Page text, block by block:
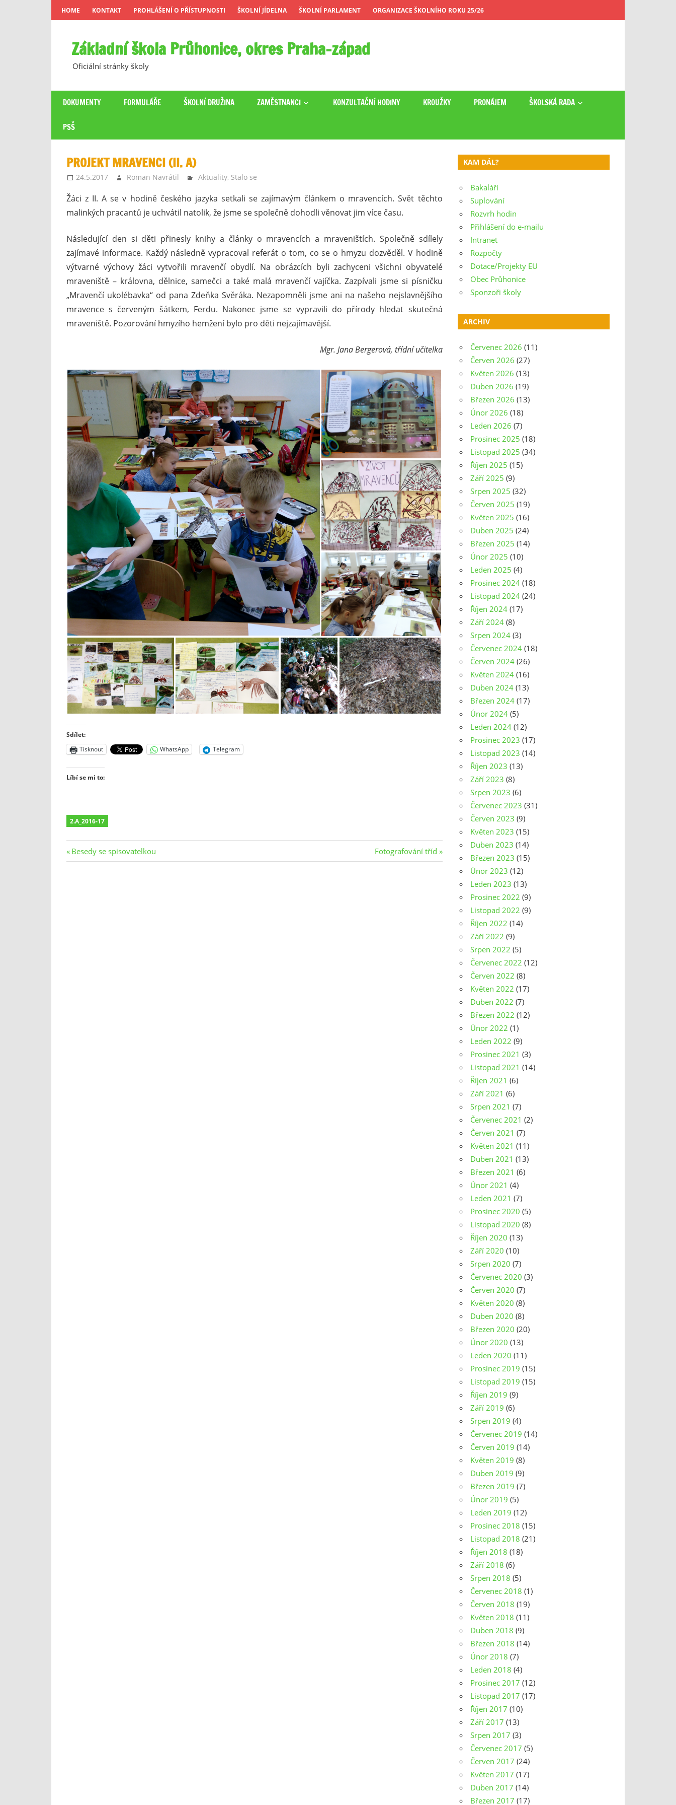
Skip
to
HOME KONTAKT PROHLÁŠENÍ O PŘÍSTUPNOSTI ŠKOLNÍ JÍDELNA ŠKOLNÍ PARLAMENT ORGANIZACE ŠKOLNÍHO ROKU 25/26
Základní škola Průhonice, okres Praha-západ
Oficiální stránky školy
DOKUMENTY FORMULÁŘE ŠKOLNÍ DRUŽINA ZAMĚSTNANCI KONZULTAČNÍ HODINY KROUŽKY PRONÁJEM ŠKOLSKÁ RADA
PSŠ
PROJEKT MRAVENCI (II. A)
24.5.2017 Roman Navrátil Aktuality, Stalo se
Žáci z II. A se v hodině českého jazyka setkali se zajímavým článkem o mravencích. Svět těchto
malinkých pracantů je uchvátil natolik, že jsme se společně dohodli věnovat jim více času.
Následující den si děti přinesly knihy a články o mravencích a mraveništích. Společně sdílely
zajímavé informace. Každý následně vypracoval referát o tom, co se o hmyzu dozvěděl. V hodině
výtvarné výchovy žáci vytvořili mravenčí obydlí. Na obrázcích byli zachyceni všichni obyvatelé
mraveniště – královna, dělnice, samečci a také malá mravenčí vajíčka. Zazpívali jsme si písničku
„Mravenčí ukolébavka“ od pana Zdeňka Svěráka. Nezapomněli jsme ani na našeho nejslavnějšího
mravence s červeným šátkem, Ferdu. Nakonec jsme se vypravili do přírody hledat skutečná
mraveniště. Pozorování hmyzího hemžení bylo pro děti nejzajímavější.
Mgr. Jana Bergerová, třídní učitelka
Sdílet:
Tisknout
WhatsApp Telegram
Líbí se mi to:
2.A_2016-17
Navigace
Previous
Post:
Besedy se spisovatelkou
Next
Post:
Fotografování tříd
KAM DÁL?
Bakaláři
Suplování
Rozvrh hodin
Přihlášení do e-mailu
Intranet
Rozpočty
Dotace/Projekty EU
Obec Průhonice
Sponzoři školy
ARCHIV
Červenec 2026 (11)
Červen 2026 (27)
Květen 2026 (13)
Duben 2026 (19)
Březen 2026 (13)
Únor 2026 (18)
Leden 2026 (7)
Prosinec 2025 (18)
Listopad 2025 (34)
Říjen 2025 (15)
Září 2025 (9)
Srpen 2025 (32)
Červen 2025 (19)
Květen 2025 (16)
Duben 2025 (24)
Březen 2025 (14)
Únor 2025 (10)
Leden 2025 (4)
Prosinec 2024 (18)
Listopad 2024 (24)
Říjen 2024 (17)
Září 2024 (8)
Srpen 2024 (3)
Červenec 2024 (18)
Červen 2024 (26)
Květen 2024 (16)
Duben 2024 (13)
Březen 2024 (17)
Únor 2024 (5)
Leden 2024 (12)
Prosinec 2023 (17)
Listopad 2023 (14)
Říjen 2023 (13)
Září 2023 (8)
Srpen 2023 (6)
Červenec 2023 (31)
Červen 2023 (9)
Květen 2023 (15)
Duben 2023 (14)
Březen 2023 (15)
Únor 2023 (12)
Leden 2023 (13)
Prosinec 2022 (9)
Listopad 2022 (9)
Říjen 2022 (14)
Září 2022 (9)
Srpen 2022 (5)
Červenec 2022 (12)
Červen 2022 (8)
Květen 2022 (17)
Duben 2022 (7)
Březen 2022 (12)
Únor 2022 (1)
Leden 2022 (9)
Prosinec 2021 (3)
Listopad 2021 (14)
Říjen 2021 (6)
Září 2021 (6)
Srpen 2021 (7)
Červenec 2021 (2)
Červen 2021 (7)
Květen 2021 (11)
Duben 2021 (13)
Březen 2021 (6)
Únor 2021 (4)
Leden 2021 (7)
Prosinec 2020 (5)
Listopad 2020 (8)
Říjen 2020 (13)
Září 2020 (10)
Srpen 2020 (7)
Červenec 2020 (3)
Červen 2020 (7)
Květen 2020 (8)
Duben 2020 (8)
Březen 2020 (20)
Únor 2020 (13)
Leden 2020 (11)
Prosinec 2019 (15)
Listopad 2019 (15)
Říjen 2019 (9)
Září 2019 (6)
Srpen 2019 (4)
Červenec 2019 (14)
Červen 2019 (14)
Květen 2019 (8)
Duben 2019 (9)
Březen 2019 (7)
Únor 2019 (5)
Leden 2019 (12)
Prosinec 2018 (15)
Listopad 2018 (21)
Říjen 2018 (18)
Září 2018 (6)
Srpen 2018 (5)
Červenec 2018 (1)
Červen 2018 (19)
Květen 2018 (11)
Duben 2018 (9)
Březen 2018 (14)
Únor 2018 (7)
Leden 2018 (4)
Prosinec 2017 (12)
Listopad 2017 (17)
Říjen 2017 (10)
Září 2017 (13)
Srpen 2017 (3)
Červenec 2017 (5)
Červen 2017 (24)
Květen 2017 (17)
Duben 2017 (14)
Březen 2017 (17)